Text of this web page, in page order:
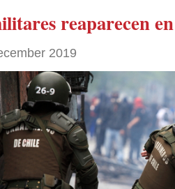
reaparecen en
2019